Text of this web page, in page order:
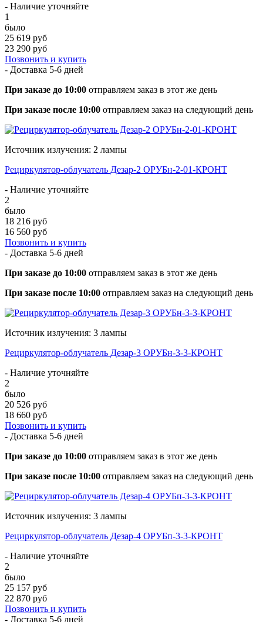
- Наличие уточняйте
1
было
25 619 руб
23 290 руб
Позвонить и купить
- Доставка 5-6 дней
При заказе до 10:00 отправляем заказ в этот же день
При заказе после 10:00 отправляем заказ на следующий день
Источник излучения: 2 лампы
Рециркулятор-облучатель Дезар-2 ОРУБн-2-01-КРОНТ
- Наличие уточняйте
2
было
18 216 руб
16 560 руб
Позвонить и купить
- Доставка 5-6 дней
При заказе до 10:00 отправляем заказ в этот же день
При заказе после 10:00 отправляем заказ на следующий день
Источник излучения: 3 лампы
Рециркулятор-облучатель Дезар-3 ОРУБн-3-3-КРОНТ
- Наличие уточняйте
2
было
20 526 руб
18 660 руб
Позвонить и купить
- Доставка 5-6 дней
При заказе до 10:00 отправляем заказ в этот же день
При заказе после 10:00 отправляем заказ на следующий день
Источник излучения: 3 лампы
Рециркулятор-облучатель Дезар-4 ОРУБп-3-3-КРОНТ
- Наличие уточняйте
2
было
25 157 руб
22 870 руб
Позвонить и купить
- Доставка 5-6 дней